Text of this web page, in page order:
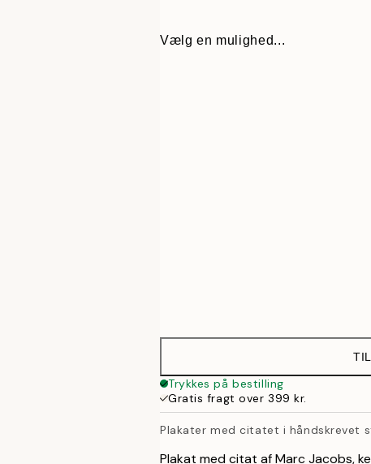
Vælg en mulighed...
Trykkes på bestilling
Gratis fragt over 399 kr.
Plakater med citatet i håndskrevet
Plakat med citat af Marc Jacobs,